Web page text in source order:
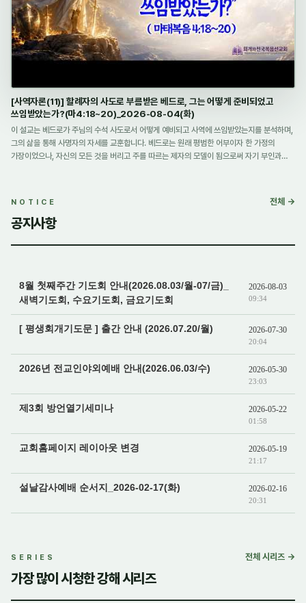
[사역자론(11)] 할례자의 사도로 부름받은 베드로, 그는 어떻게 준비되었고
쓰임받았는가?(마4:18~20)_2026-08-04(화)
이 설교는 베드로가 주님의 수석 사도로서 어떻게 예비되고 사역에 쓰임받았는지를 분석하며,
그의 삶을 통해 사명자의 자세를 교훈합니다. 베드로는 원래 평범한 어부이자 한 가정의
가장이었으나, 자신의 모든 것을 버리고 주를 따르는 제자의 모델이 됨으로써 자기 부인과
NOTICE
공지사항
전체 →
8월 첫째주간 기도회 안내(2026.08.03/월-07/금)_
새벽기도회, 수요기도회, 금요기도회
2026-08-03
09:34
[ 평생회개기도문 ] 출간 안내 (2026.07.20/월)
2026-07-30
20:04
2026년 전교인야외예배 안내(2026.06.03/수)
2026-05-30
23:03
제3회 방언열기세미나
2026-05-22
01:58
교회홈페이지 레이아웃 변경
2026-05-19
21:17
설날감사예배 순서지_2026-02-17(화)
2026-02-16
20:31
SERIES
가장 많이 시청한 강해 시리즈
전체 시리즈 →